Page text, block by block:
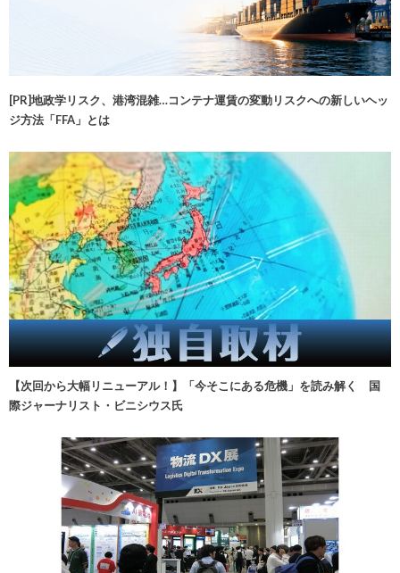
[PR]地政学リスク、港湾混雑…コンテナ運賃の変動リスクへの新しいヘッ
ジ方法「FFA」とは
【次回から大幅リニューアル！】「今そこにある危機」を読み解く 国
際ジャーナリスト・ビニシウス氏